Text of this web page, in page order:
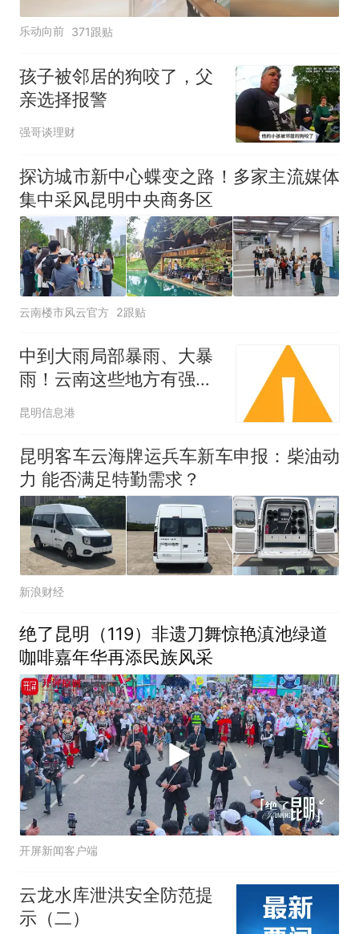
乐动向前 371跟贴
孩子被邻居的狗咬了，父
亲选择报警
强哥谈理财
探访城市新中心蝶变之路！多家主流媒体
集中采风昆明中央商务区
云南楼市风云官方 2跟贴
中到大雨局部暴雨、大暴
雨！云南这些地方有强降
水天气→
昆明信息港
昆明客车云海牌运兵车新车申报：柴油动
力 能否满足特勤需求？
新浪财经
绝了昆明（119）非遗刀舞惊艳滇池绿道
咖啡嘉年华再添民族风采
开屏新闻客户端
云龙水库泄洪安全防范提
示（二）